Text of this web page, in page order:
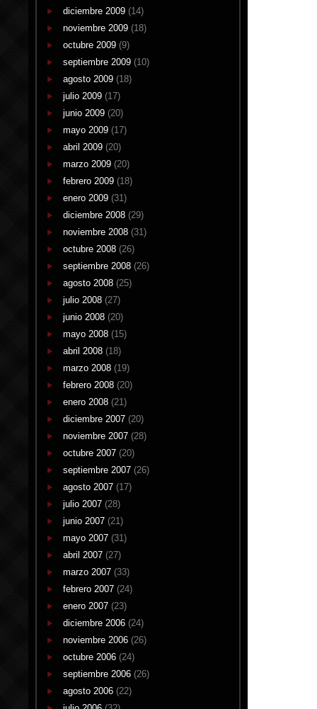
diciembre 2009 (14)
noviembre 2009 (18)
octubre 2009 (9)
septiembre 2009 (10)
agosto 2009 (18)
julio 2009 (17)
junio 2009 (20)
mayo 2009 (17)
abril 2009 (20)
marzo 2009 (20)
febrero 2009 (18)
enero 2009 (31)
diciembre 2008 (29)
noviembre 2008 (31)
octubre 2008 (26)
septiembre 2008 (26)
agosto 2008 (25)
julio 2008 (27)
junio 2008 (20)
mayo 2008 (15)
abril 2008 (18)
marzo 2008 (19)
febrero 2008 (20)
enero 2008 (21)
diciembre 2007 (20)
noviembre 2007 (28)
octubre 2007 (20)
septiembre 2007 (26)
agosto 2007 (17)
julio 2007 (28)
junio 2007 (21)
mayo 2007 (31)
abril 2007 (27)
marzo 2007 (33)
febrero 2007 (24)
enero 2007 (23)
diciembre 2006 (24)
noviembre 2006 (26)
octubre 2006 (24)
septiembre 2006 (26)
agosto 2006 (22)